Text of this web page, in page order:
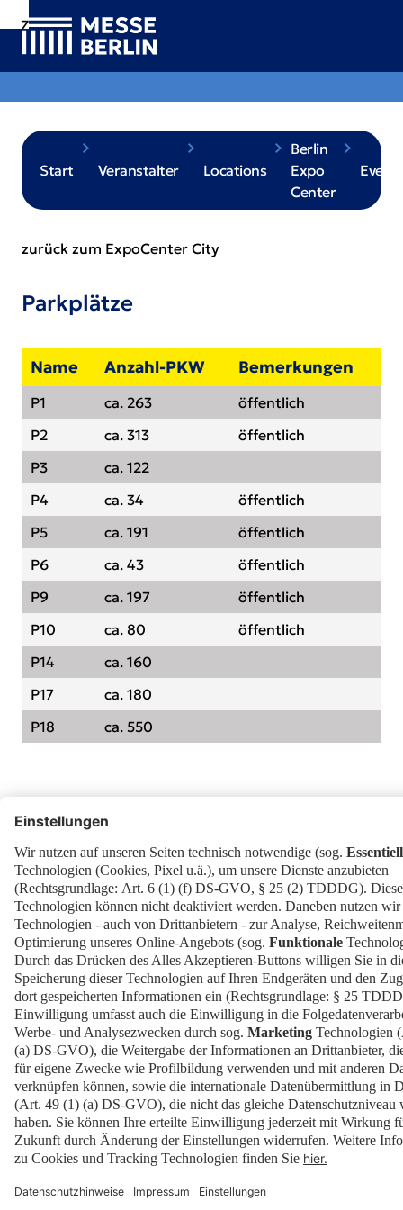
Zur
Navigation
Zur
Suche
Zum
Hauptinhalt
Start Veranstalter Locations
Berlin
Expo
Center
zurück zum ExpoCenter City
Parkplätze
Name Anzahl-PKW Bemerkungen
P1 ca. 263
öffentlich
P2
ca. 313
öffentlich
P3
ca. 122
P4
ca. 34
öffentlich
P5
ca. 191
öffentlich
P6
ca. 43
öffentlich
P9
ca. 197
öffentlich
P10
ca. 80
öffentlich
P14
ca. 160
P17
ca. 180
P18
ca. 550
PresseKarriere
EN
KontaktImpressumDatenschutz
CookiesBarrierefrei
Erklärung zur Barrierefreiheit
NewsletterDownloads
© 2026 Messe Berlin